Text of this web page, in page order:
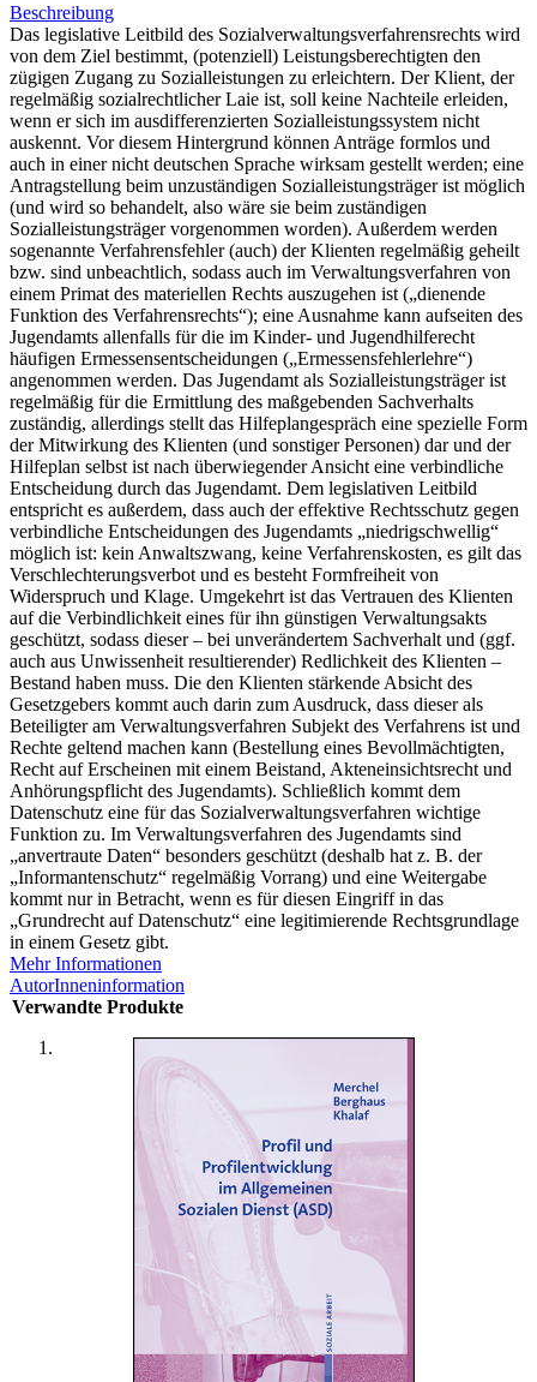
Beschreibung
Das legislative Leitbild des Sozialverwaltungsverfahrensrechts wird
von dem Ziel bestimmt, (potenziell) Leistungsberechtigten den
zügigen Zugang zu Sozialleistungen zu erleichtern. Der Klient, der
regelmäßig sozialrechtlicher Laie ist, soll keine Nachteile erleiden,
wenn er sich im ausdifferenzierten Sozialleistungssystem nicht
auskennt. Vor diesem Hintergrund können Anträge formlos und
auch in einer nicht deutschen Sprache wirksam gestellt werden; eine
Antragstellung beim unzuständigen Sozialleistungsträger ist möglich
(und wird so behandelt, also wäre sie beim zuständigen
Sozialleistungsträger vorgenommen worden). Außerdem werden
sogenannte Verfahrensfehler (auch) der Klienten regelmäßig geheilt
bzw. sind unbeachtlich, sodass auch im Verwaltungsverfahren von
einem Primat des materiellen Rechts auszugehen ist („dienende
Funktion des Verfahrensrechts“); eine Ausnahme kann aufseiten des
Jugendamts allenfalls für die im Kinder- und Jugendhilferecht
häufigen Ermessensentscheidungen („Ermessensfehlerlehre“)
angenommen werden. Das Jugendamt als Sozialleistungsträger ist
regelmäßig für die Ermittlung des maßgebenden Sachverhalts
zuständig, allerdings stellt das Hilfeplangespräch eine spezielle Form
der Mitwirkung des Klienten (und sonstiger Personen) dar und der
Hilfeplan selbst ist nach überwiegender Ansicht eine verbindliche
Entscheidung durch das Jugendamt. Dem legislativen Leitbild
entspricht es außerdem, dass auch der effektive Rechtsschutz gegen
verbindliche Entscheidungen des Jugendamts „niedrigschwellig“
möglich ist: kein Anwaltszwang, keine Verfahrenskosten, es gilt das
Verschlechterungsverbot und es besteht Formfreiheit von
Widerspruch und Klage. Umgekehrt ist das Vertrauen des Klienten
auf die Verbindlichkeit eines für ihn günstigen Verwaltungsakts
geschützt, sodass dieser – bei unverändertem Sachverhalt und (ggf.
auch aus Unwissenheit resultierender) Redlichkeit des Klienten –
Bestand haben muss. Die den Klienten stärkende Absicht des
Gesetzgebers kommt auch darin zum Ausdruck, dass dieser als
Beteiligter am Verwaltungsverfahren Subjekt des Verfahrens ist und
Rechte geltend machen kann (Bestellung eines Bevollmächtigten,
Recht auf Erscheinen mit einem Beistand, Akteneinsichtsrecht und
Anhörungspflicht des Jugendamts). Schließlich kommt dem
Datenschutz eine für das Sozialverwaltungsverfahren wichtige
Funktion zu. Im Verwaltungsverfahren des Jugendamts sind
„anvertraute Daten“ besonders geschützt (deshalb hat z. B. der
„Informantenschutz“ regelmäßig Vorrang) und eine Weitergabe
kommt nur in Betracht, wenn es für diesen Eingriff in das
„Grundrecht auf Datenschutz“ eine legitimierende Rechtsgrundlage
in einem Gesetz gibt.
Mehr Informationen
AutorInneninformation
Verwandte Produkte